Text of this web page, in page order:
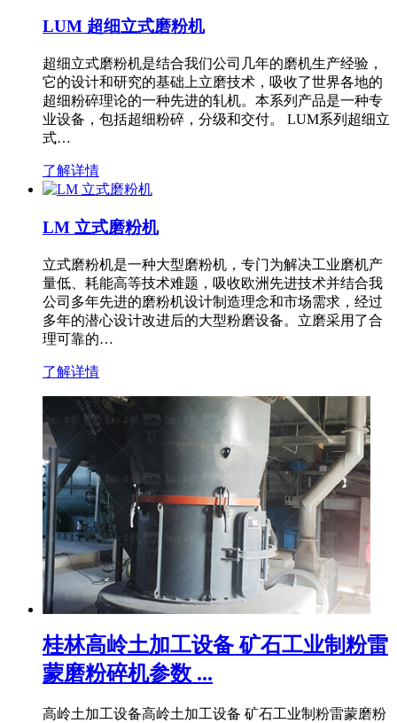
LUM 超细立式磨粉机
超细立式磨粉机是结合我们公司几年的磨机生产经验，
它的设计和研究的基础上立磨技术，吸收了世界各地的
超细粉碎理论的一种先进的轧机。本系列产品是一种专
业设备，包括超细粉碎，分级和交付。 LUM系列超细立
式…
了解详情
LM 立式磨粉机
立式磨粉机是一种大型磨粉机，专门为解决工业磨机产
量低、耗能高等技术难题，吸收欧洲先进技术并结合我
公司多年先进的磨粉机设计制造理念和市场需求，经过
多年的潜心设计改进后的大型粉磨设备。立磨采用了合
理可靠的…
了解详情
桂林高岭土加工设备 矿石工业制粉雷
蒙磨粉碎机参数 ...
高岭土加工设备高岭土加工设备 矿石工业制粉雷蒙磨粉